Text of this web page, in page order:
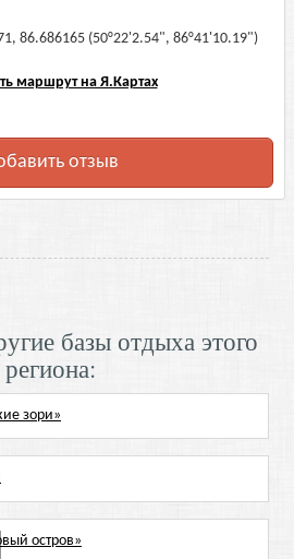
86.686165 (50°22'2.54", 86°41'10.19")
маршрут на Я.Картах
отзыв
базы отдыха этого
региона: